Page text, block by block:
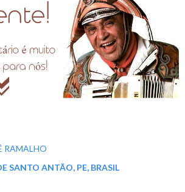
RAMALHO
SANTO ANTÃO, PE, BRASIL